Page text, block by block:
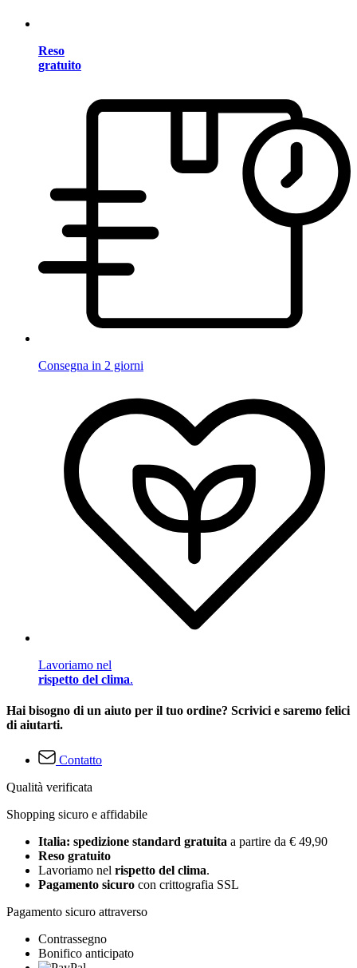
Reso
gratuito
Consegna in 2 giorni
Lavoriamo nel
rispetto del clima.
Hai bisogno di un aiuto per il tuo ordine? Scrivici e saremo felici
di aiutarti.
Contatto
Qualità verificata
Shopping sicuro e affidabile
Italia: spedizione standard gratuita a partire da € 49,90
Reso gratuito
Lavoriamo nel rispetto del clima.
Pagamento sicuro con crittografia SSL
Pagamento sicuro attraverso
Contrassegno
Bonifico anticipato